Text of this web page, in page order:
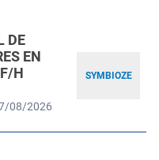
SYMBIOZE
DE
EN
H
08/2026